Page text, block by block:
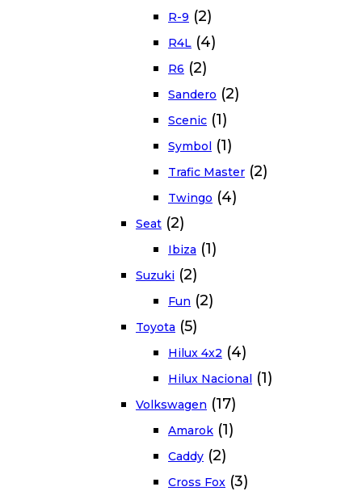
R-9 (2)
R4L (4)
R6 (2)
Sandero (2)
Scenic (1)
Symbol (1)
Trafic Master (2)
Twingo (4)
Seat (2)
Ibiza (1)
Suzuki (2)
Fun (2)
Toyota (5)
Hilux 4x2 (4)
Hilux Nacional (1)
Volkswagen (17)
Amarok (1)
Caddy (2)
Cross Fox (3)